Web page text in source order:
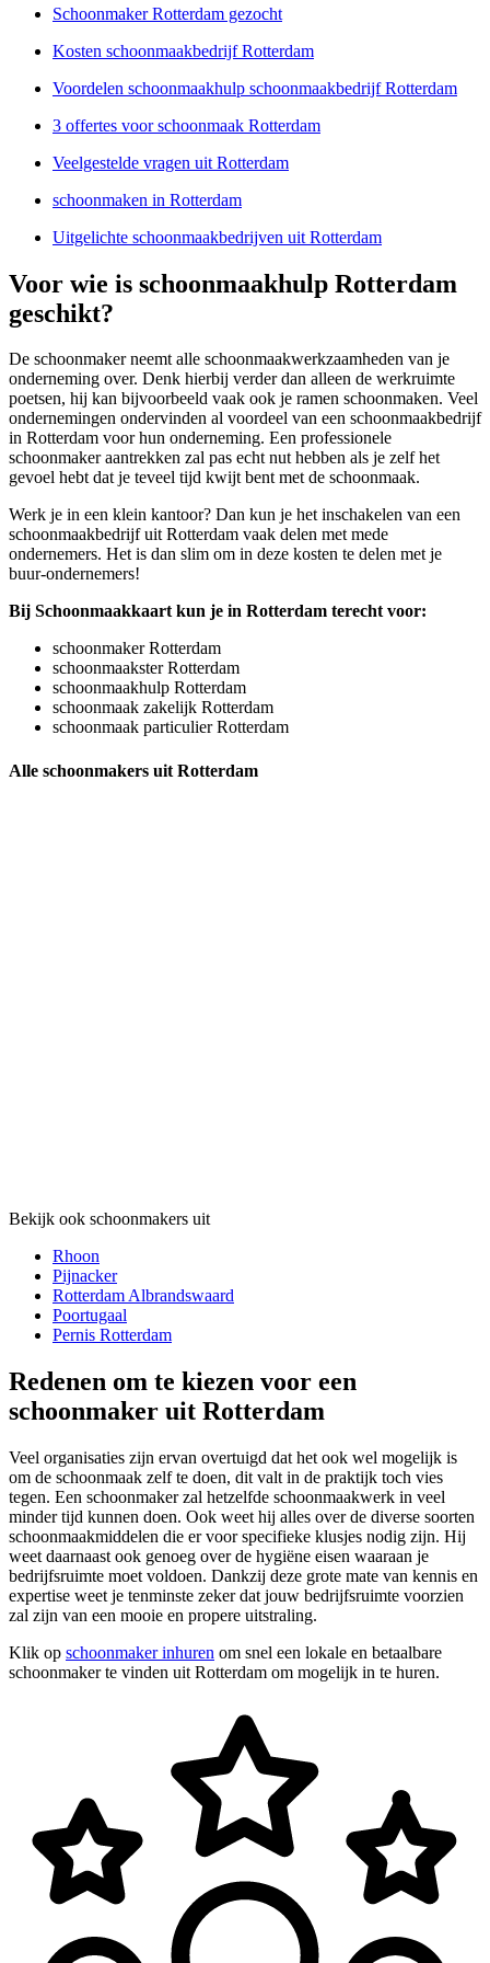
Schoonmaker Rotterdam gezocht
Kosten schoonmaakbedrijf Rotterdam
Voordelen schoonmaakhulp schoonmaakbedrijf Rotterdam
3 offertes voor schoonmaak Rotterdam
Veelgestelde vragen uit Rotterdam
schoonmaken in Rotterdam
Uitgelichte schoonmaakbedrijven uit Rotterdam
Voor wie is schoonmaakhulp Rotterdam
geschikt?
De schoonmaker neemt alle schoonmaakwerkzaamheden van je
onderneming over. Denk hierbij verder dan alleen de werkruimte
poetsen, hij kan bijvoorbeeld vaak ook je ramen schoonmaken. Veel
ondernemingen ondervinden al voordeel van een schoonmaakbedrijf
in Rotterdam voor hun onderneming. Een professionele
schoonmaker aantrekken zal pas echt nut hebben als je zelf het
gevoel hebt dat je teveel tijd kwijt bent met de schoonmaak.
Werk je in een klein kantoor? Dan kun je het inschakelen van een
schoonmaakbedrijf uit Rotterdam vaak delen met mede
ondernemers. Het is dan slim om in deze kosten te delen met je
buur-ondernemers!
Bij Schoonmaakkaart kun je in Rotterdam terecht voor:
schoonmaker Rotterdam
schoonmaakster Rotterdam
schoonmaakhulp Rotterdam
schoonmaak zakelijk Rotterdam
schoonmaak particulier Rotterdam
Alle schoonmakers uit Rotterdam
Bekijk ook schoonmakers uit
Rhoon
Pijnacker
Rotterdam Albrandswaard
Poortugaal
Pernis Rotterdam
Redenen om te kiezen voor een
schoonmaker uit Rotterdam
Veel organisaties zijn ervan overtuigd dat het ook wel mogelijk is
om de schoonmaak zelf te doen, dit valt in de praktijk toch vies
tegen. Een schoonmaker zal hetzelfde schoonmaakwerk in veel
minder tijd kunnen doen. Ook weet hij alles over de diverse soorten
schoonmaakmiddelen die er voor specifieke klusjes nodig zijn. Hij
weet daarnaast ook genoeg over de hygiëne eisen waaraan je
bedrijfsruimte moet voldoen. Dankzij deze grote mate van kennis en
expertise weet je tenminste zeker dat jouw bedrijfsruimte voorzien
zal zijn van een mooie en propere uitstraling.
Klik op schoonmaker inhuren om snel een lokale en betaalbare
schoonmaker te vinden uit Rotterdam om mogelijk in te huren.